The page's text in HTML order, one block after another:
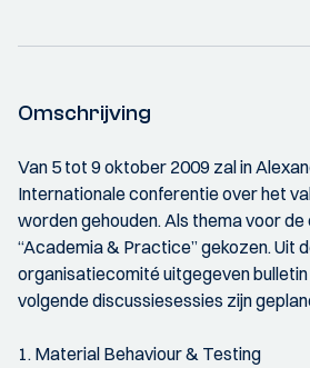
Omschrijving
Van 5 tot 9 oktober 2009 zal in
Internationale conferentie over het
worden gehouden. Als thema voor
“Academia & Practice” gekozen. Uit
organisatiecomité uitgegeven
volgende discussiesessies zijn
1. Material Behaviour & Testing